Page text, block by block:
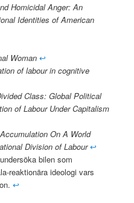
Homicidal Anger: An
Identities of American
Woman ↩
of labour in cognitive
Class: Global Political
of Labour Under Capitalism
On A World
Division of Labour ↩
bilen som
reaktionära ideologi vars
↩